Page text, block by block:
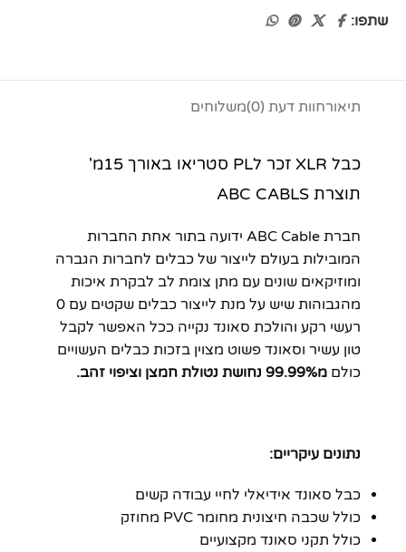
שתפו:
תיאורחוות דעת (0) משלוחים
כבל XLR זכר לPL סטריאו באורך 15מ'
תוצרת ABC CABLS
חברת ABC Cable ידועה בתור אחת החברות
המובילות בעולם לייצור של כבלים לחברות הגברה
ומוזיקאים שונים עם מתן צומת לב לבקרת איכות
מהגבוהות שיש על מנת לייצור כבלים שקטים עם 0
רעשי רקע והולכת סאונד נקייה ככל האפשר לקבל
טון עשיר וסאונד פשוט מצוין בזכות כבלים העשויים
כולם מ99.99% נחושת נטולת חמצן וציפוי זהב.
נתונים עיקריים:
כבל סאונד אידיאלי לחיי עבודה קשים
כולל שכבה חיצונית מחומר PVC מחוזק
כולל תקני סאונד מקצועיים